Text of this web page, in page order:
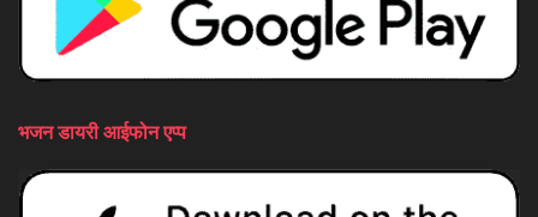
भजन डायरी आईफोन एप्प